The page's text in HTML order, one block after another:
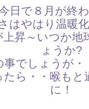
日で８月が終
はやはり温暖
昇～いつか
ょうか?
でしょうが
ら・・喉も
に！